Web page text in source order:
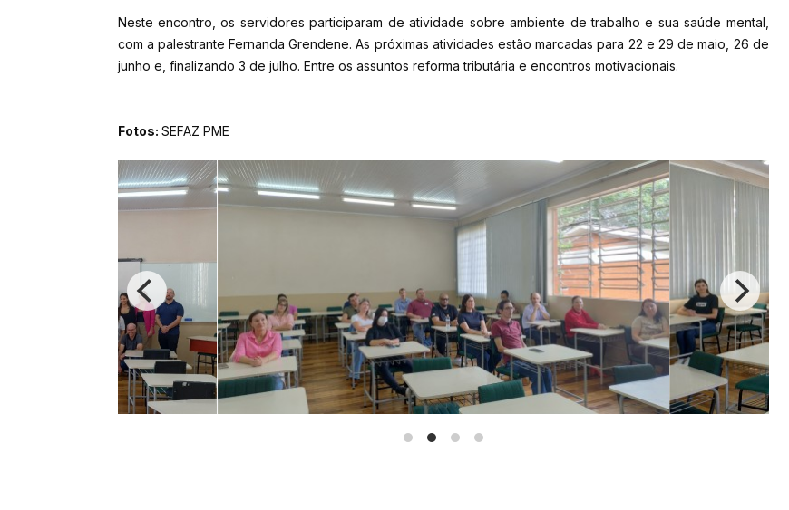
Neste encontro, os servidores participaram de atividade sobre ambiente de trabalho e sua saúde mental,
com a palestrante Fernanda Grendene. As próximas atividades estão marcadas para 22 e 29 de maio, 26 de
junho e, finalizando 3 de julho. Entre os assuntos reforma tributária e encontros motivacionais.
Fotos: SEFAZ PME